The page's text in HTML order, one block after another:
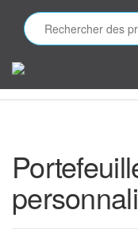
contenu
publicitaires